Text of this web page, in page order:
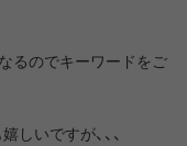
るのでキーワードをご
いですが、、、